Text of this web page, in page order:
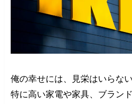
俺の幸せには、見栄はいらな
特に高い家電や家具、ブラン